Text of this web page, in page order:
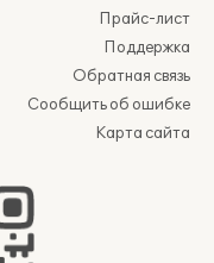
Прайс-лист
Поддержка
Обратная связь
Сообщить об ошибке
Карта сайта